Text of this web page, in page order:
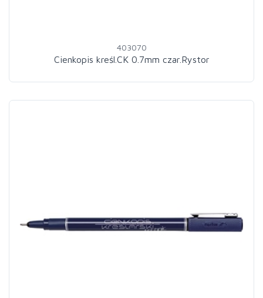
403070
Cienkopis kreśl.CK 0.7mm czar.Rystor